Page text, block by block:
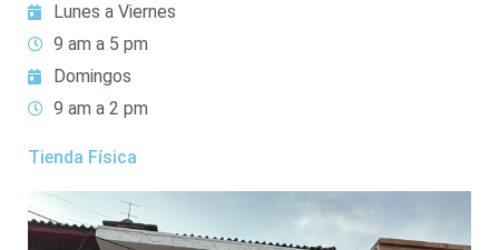
Lunes a Viernes
9 am a 5 pm
Domingos
9 am a 2 pm
Tienda Física